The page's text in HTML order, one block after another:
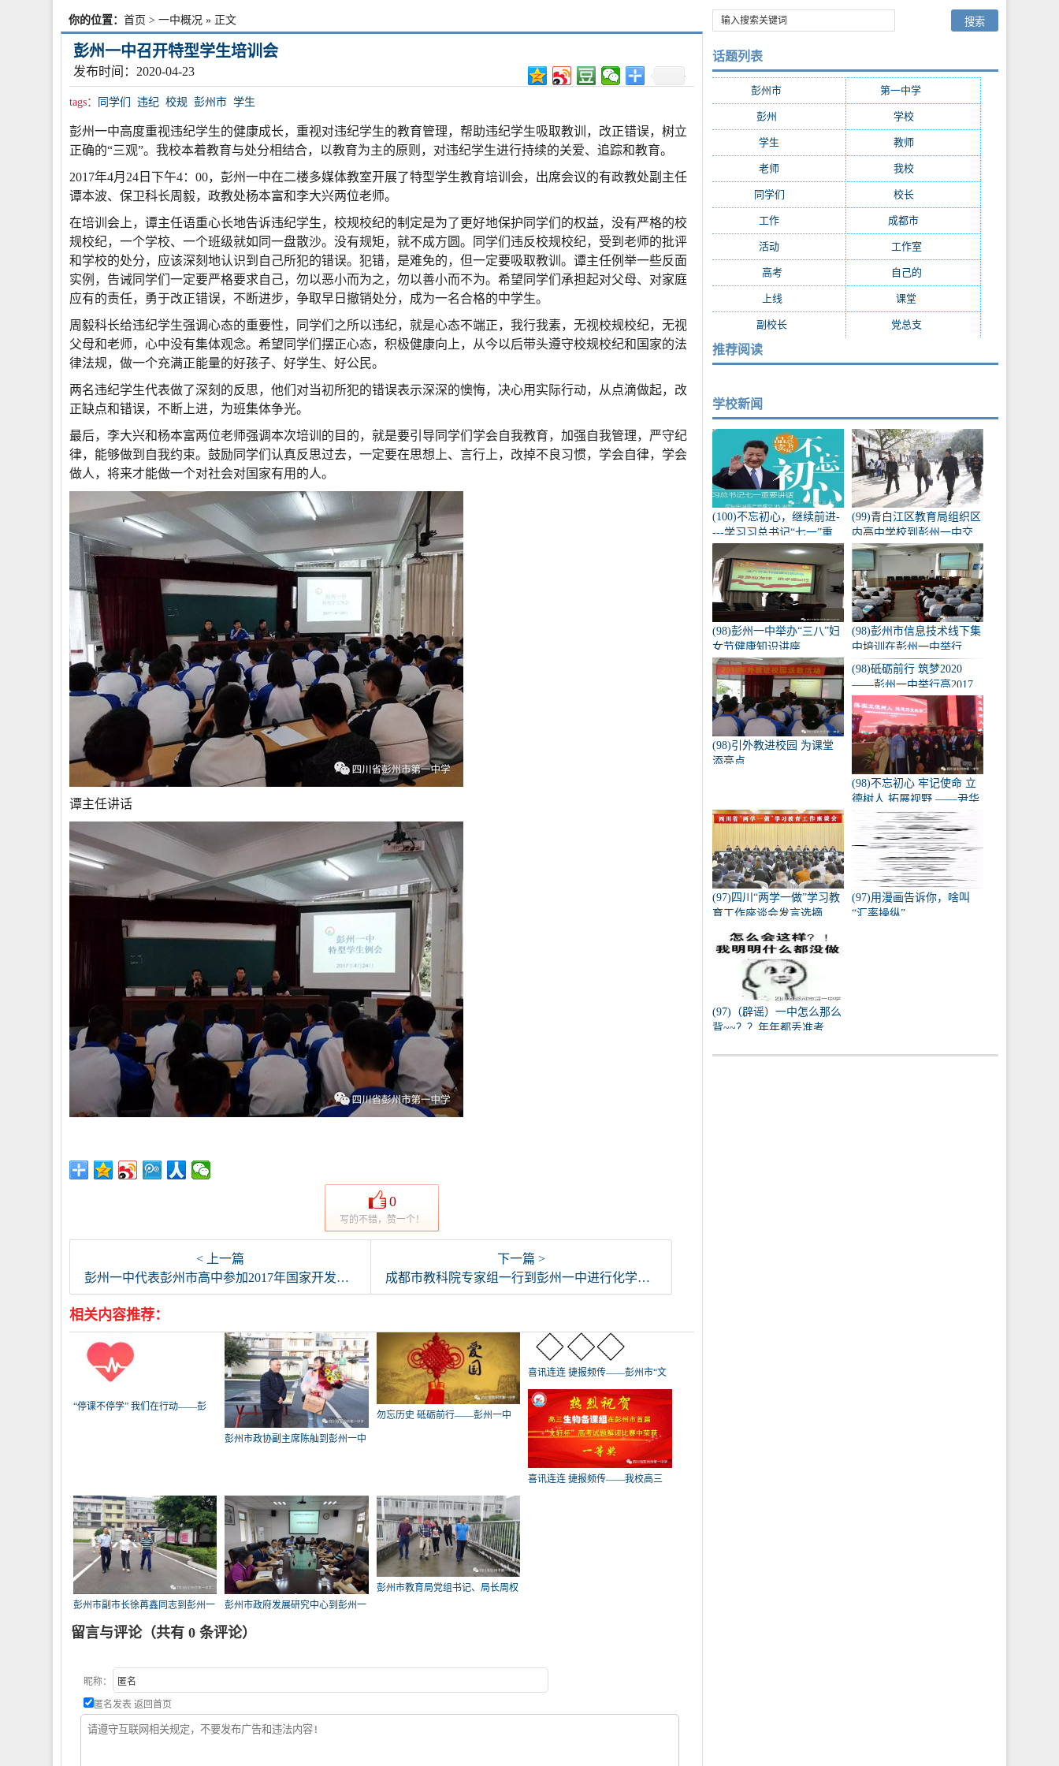
你的位置： 首页 > 一中概况 » 正文
彭州一中召开特型学生培训会
发布时间：2020-04-23
tags： 同学们 违纪 校规 彭州市 学生
彭州一中高度重视违纪学生的健康成长，重视对违纪学生的教育管理，帮助违纪学生吸取教训，改正错误，树立
正确的“三观”。我校本着教育与处分相结合，以教育为主的原则，对违纪学生进行持续的关爱、追踪和教育。
2017年4月24日下午4：00，彭州一中在二楼多媒体教室开展了特型学生教育培训会，出席会议的有政教处副主任
谭本波、保卫科长周毅，政教处杨本富和李大兴两位老师。
在培训会上，谭主任语重心长地告诉违纪学生，校规校纪的制定是为了更好地保护同学们的权益，没有严格的校
规校纪，一个学校、一个班级就如同一盘散沙。没有规矩，就不成方圆。同学们违反校规校纪，受到老师的批评
和学校的处分，应该深刻地认识到自己所犯的错误。犯错，是难免的，但一定要吸取教训。谭主任例举一些反面
实例，告诫同学们一定要严格要求自己，勿以恶小而为之，勿以善小而不为。希望同学们承担起对父母、对家庭
应有的责任，勇于改正错误，不断进步，争取早日撤销处分，成为一名合格的中学生。
周毅科长给违纪学生强调心态的重要性，同学们之所以违纪，就是心态不端正，我行我素，无视校规校纪，无视
父母和老师，心中没有集体观念。希望同学们摆正心态，积极健康向上，从今以后带头遵守校规校纪和国家的法
律法规，做一个充满正能量的好孩子、好学生、好公民。
两名违纪学生代表做了深刻的反思，他们对当初所犯的错误表示深深的懊悔，决心用实际行动，从点滴做起，改
正缺点和错误，不断上进，为班集体争光。
最后，李大兴和杨本富两位老师强调本次培训的目的，就是要引导同学们学会自我教育，加强自我管理，严守纪
律，能够做到自我约束。鼓励同学们认真反思过去，一定要在思想上、言行上，改掉不良习惯，学会自律，学会
做人，将来才能做一个对社会对国家有用的人。
谭主任讲话
0
写的不错，赞一个！
< 上一篇
彭州一中代表彭州市高中参加2017年国家开发银行四川分行生源地信用助学贷款第二期培训
下一篇 >
成都市教科院专家组一行到彭州一中进行化学科教学视导工作
相关内容推荐：
“停课不停学” 我们在行动——彭
彭州市政协副主席陈舢到彭州一中
勿忘历史 砥砺前行——彭州一中
喜讯连连 捷报频传——彭州市“文
喜讯连连 捷报频传——我校高三
彭州市副市长徐苒鑫同志到彭州一
中
彭州市政府发展研究中心到彭州一
中
彭州市教育局党组书记、局长周权
留言与评论（共有 0 条评论）
昵称：
匿名发表 返回首页
话题列表
彭州市 第一中学
彭州 学校(29)
学生 教师(16)
老师 我校(15)
同学们 校长(13)
工作 成都市
活动 工作室
高考(9) 自己的
上线(7) 课堂
副校长 党总支
推荐阅读
学校新闻
(100)不忘初心，继续前进-
---学习习总书记“七一”重
要讲话
(99)青白江区教育局组织区
内高中学校到彭州一中交
流学习
(98)彭州一中举办“三八”妇
女节健康知识讲座
(98)彭州市信息技术线下集
中培训在彭州一中举行
(98)引外教进校园 为课堂
添亮点
(98)砥砺前行 筑梦2020
——彭州一中举行高2017
级“走进高三、亮剑零诊”誓
师大会
(98)不忘初心 牢记使命 立
德树人 拓展视野 ——尹华
琴名师工作室部分成员参
加中国教育年会
(97)四川“两学一做”学习教
育工作座谈会发言选摘
(97)用漫画告诉你，啥叫
“汇率操纵”
(97)（辟谣）一中怎么那么
背~~？？年年都丢准考